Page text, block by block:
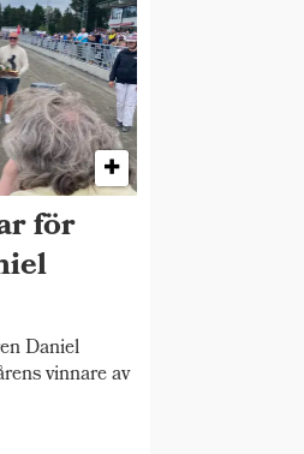
för
Daniel
vinnare av